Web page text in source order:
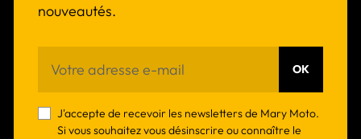
nouveautés.
OK
J'accepte de recevoir les newsletters de Mary Moto.
Si vous souhaitez vous désinscrire ou connaître le